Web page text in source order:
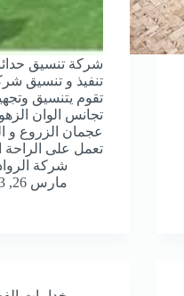
تنفيذ و تنسيق
تقوم يتنسيق
تجانس الوان
عجمان الزروع و
تعمل على الراحة
شركة
مارس 26, 2023